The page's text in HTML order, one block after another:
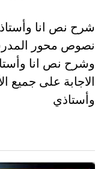
وشرح نص انا
الاجابة على جميع
وأستاذي